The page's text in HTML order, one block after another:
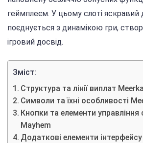
геймплеєм. У цьому слоті яскравий
поєднується з динамікою гри,
ігровий досвід.
Зміст:
Структура та лінії виплат
Символи та їхні особливості
Кнопки та елементи
Mayhem
Додаткові елементи